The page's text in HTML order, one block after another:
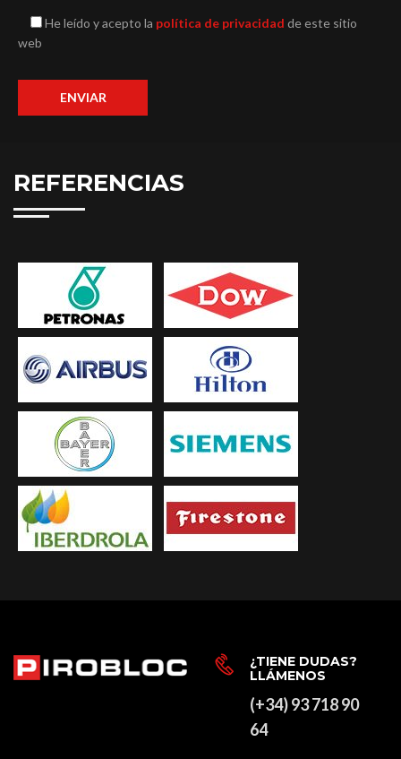
He leído y acepto la política de privacidad de este sitio
web
REFERENCIAS
¿TIENE DUDAS?
LLÁMENOS
(+34) 93 718 90
64